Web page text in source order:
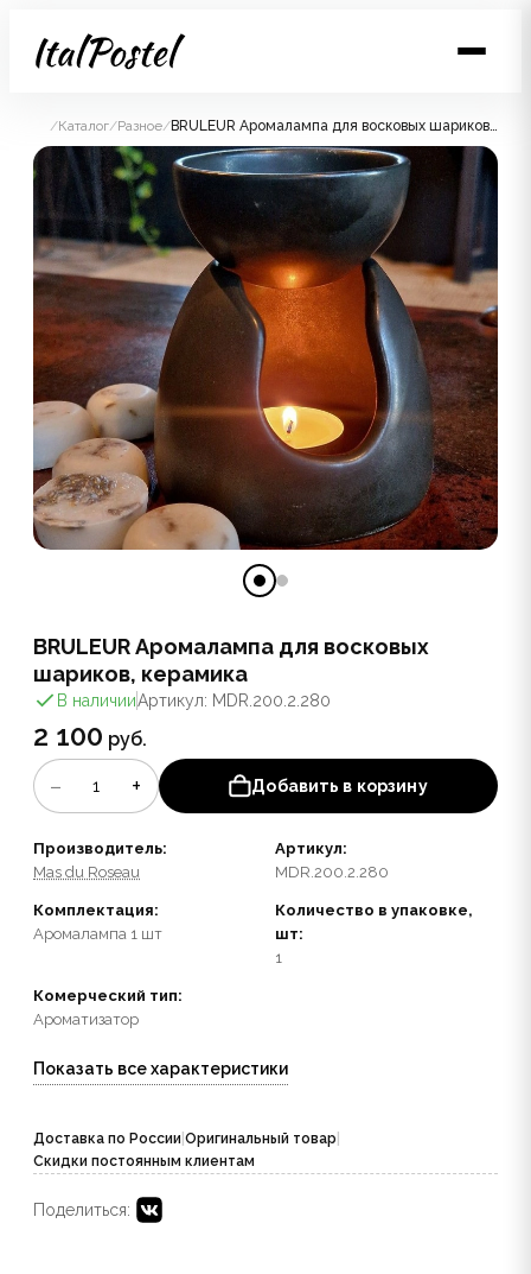
/Каталог/Разное/ BRULEUR Аромалампа для восковых шариков, керамика
BRULEUR Аромалампа для восковых
шариков, керамика
В наличииАртикул: MDR.200.2.280
2 100 руб.
− 1 + Добавить в корзину
Производитель:
Mas du Roseau
Артикул:
MDR.200.2.280
Комплектация:
Аромалампа 1 шт
Количество в упаковке,
шт:
1
Комерческий тип:
Ароматизатор
Показать все характеристики
Доставка по России Оригинальный товар
Скидки постоянным клиентам
Поделиться: